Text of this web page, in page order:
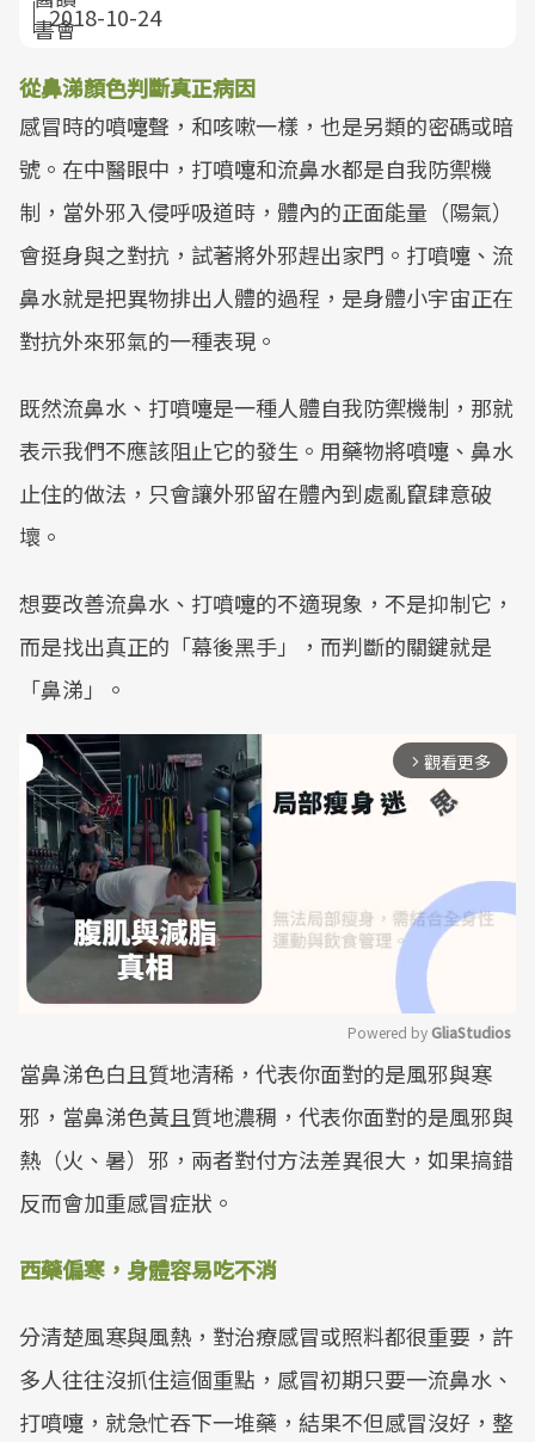
2018-10-24
從鼻涕顏色判斷真正病因
感冒時的噴嚏聲，和咳嗽一樣，也是另類的密碼或暗
號。在中醫眼中，打噴嚏和流鼻水都是自我防禦機
制，當外邪入侵呼吸道時，體內的正面能量（陽氣）
會挺身與之對抗，試著將外邪趕出家門。打噴嚏、流
鼻水就是把異物排出人體的過程，是身體小宇宙正在
對抗外來邪氣的一種表現。
既然流鼻水、打噴嚏是一種人體自我防禦機制，那就
表示我們不應該阻止它的發生。用藥物將噴嚏、鼻水
止住的做法，只會讓外邪留在體內到處亂竄肆意破
壞。
想要改善流鼻水、打噴嚏的不適現象，不是抑制它，
而是找出真正的「幕後黑手」，而判斷的關鍵就是
「鼻涕」。
arrow_forward_ios 觀看更多
Mute
Powered by GliaStudios
當鼻涕色白且質地清稀，代表你面對的是風邪與寒
邪，當鼻涕色黃且質地濃稠，代表你面對的是風邪與
熱（火、暑）邪，兩者對付方法差異很大，如果搞錯
反而會加重感冒症狀。
西藥偏寒，身體容易吃不消
分清楚風寒與風熱，對治療感冒或照料都很重要，許
多人往往沒抓住這個重點，感冒初期只要一流鼻水、
打噴嚏，就急忙吞下一堆藥，結果不但感冒沒好，整